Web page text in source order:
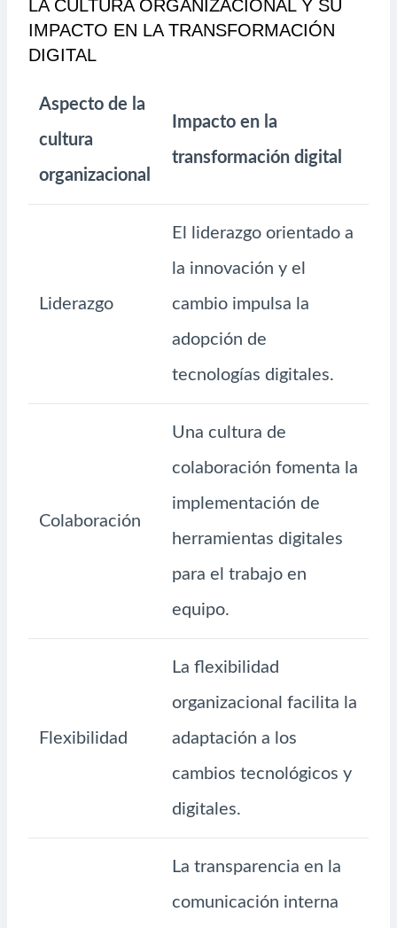
LA CULTURA ORGANIZACIONAL Y SU
IMPACTO EN LA TRANSFORMACIÓN
DIGITAL
Aspecto de la
cultura
organizacional
Impacto en la
transformación digital
Liderazgo
El liderazgo orientado a
la innovación y el
cambio impulsa la
adopción de
tecnologías digitales.
Colaboración
Una cultura de
colaboración fomenta la
implementación de
herramientas digitales
para el trabajo en
equipo.
Flexibilidad
La flexibilidad
organizacional facilita la
adaptación a los
cambios tecnológicos y
digitales.
La transparencia en la
comunicación interna